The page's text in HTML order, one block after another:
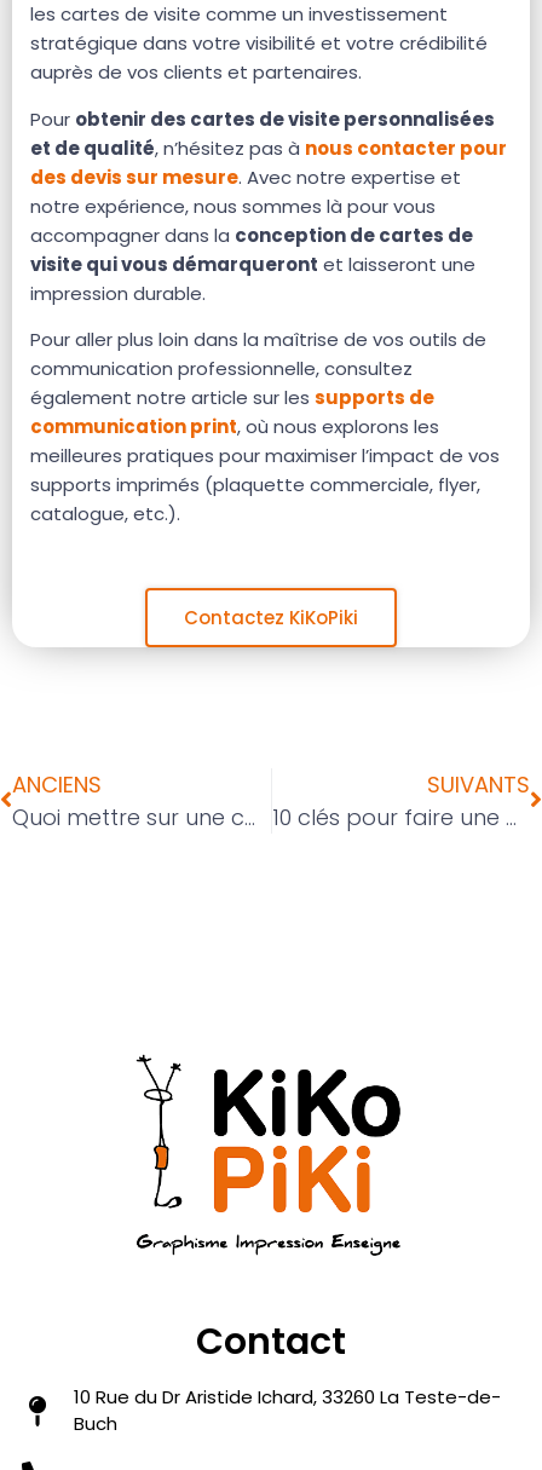
les cartes de visite comme un investissement
stratégique dans votre visibilité et votre crédibilité
auprès de vos clients et partenaires.
Pour obtenir des cartes de visite personnalisées
et de qualité, n’hésitez pas à nous contacter pour
des devis sur mesure. Avec notre expertise et
notre expérience, nous sommes là pour vous
accompagner dans la conception de cartes de
visite qui vous démarqueront et laisseront une
impression durable.
Pour aller plus loin dans la maîtrise de vos outils de
communication professionnelle, consultez
également notre article sur les supports de
communication print, où nous explorons les
meilleures pratiques pour maximiser l’impact de vos
supports imprimés (plaquette commerciale, flyer,
catalogue, etc.).
Contactez KiKoPiki
ANCIENS
Quoi mettre sur une carte de visite : Les informations clés pour réussir
SUIVANTS
10 clés pour faire une plaquette commerciale réussie
Contact
10 Rue du Dr Aristide Ichard, 33260 La Teste-de-
Buch